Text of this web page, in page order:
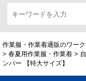
作業服・作業着通販のワー
> 春夏用作業服・作業着 >
ンパー 【特大サイズ】